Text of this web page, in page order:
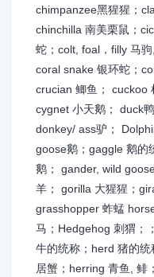
chimpanzee黑猩猩；
chinchilla 南美栗鼠；
蛇；colt, foal，filly 马
coral snake 银环蛇；
crucian 鲫鱼； cuckoo
cygnet 小天鹅； duck
donkey/ ass驴；
goose鹅；gaggle 鹅的
鹅； gander, wild
羊； gorilla 大猩猩；
grasshopper 蚱蜢
马；Hedgehog 刺猬；
牛的统称；herd 猪的
居蟹；herring 青鱼, 鲱